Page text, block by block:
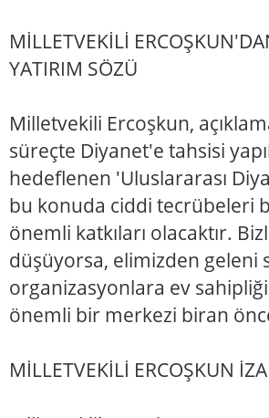
MİLLETVEKİLİ
YATIRIM SÖZÜ
Milletvekili Ercoşkun,
süreçte Diyanet'e tahsisi
hedeflenen 'Uluslararası
bu konuda ciddi tecrübeleri
önemli katkıları olacaktır.
düşüyorsa, elimizden geleni
organizasyonlara ev
önemli bir merkezi biran
MİLLETVEKİLİ ERCOŞKUN